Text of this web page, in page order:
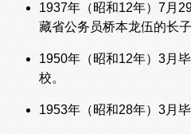
1937年（昭和12年）7月
藏省公务员桥本龙伍的长子
1950年（昭和12年）3月
校。
1953年（昭和28年）3月